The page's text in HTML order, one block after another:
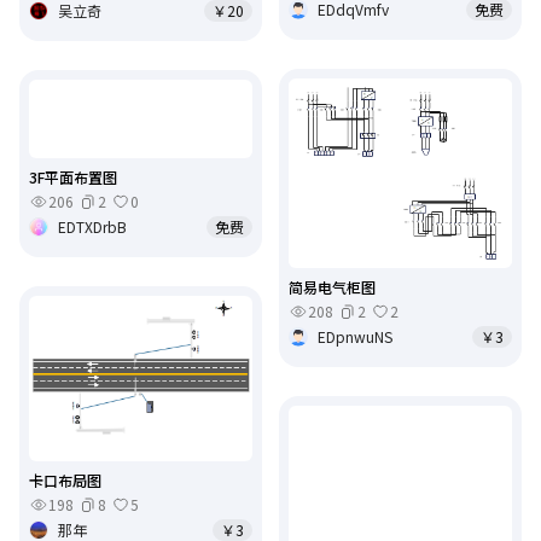
EDdqVmfv 免费
吴立奇 ￥20
简易电气柜图
208
2
2
EDpnwuNS
￥3
3F平面布置图
206
2
0
EDTXDrbB
免费
卡口布局图
198
8
5
那年
￥3